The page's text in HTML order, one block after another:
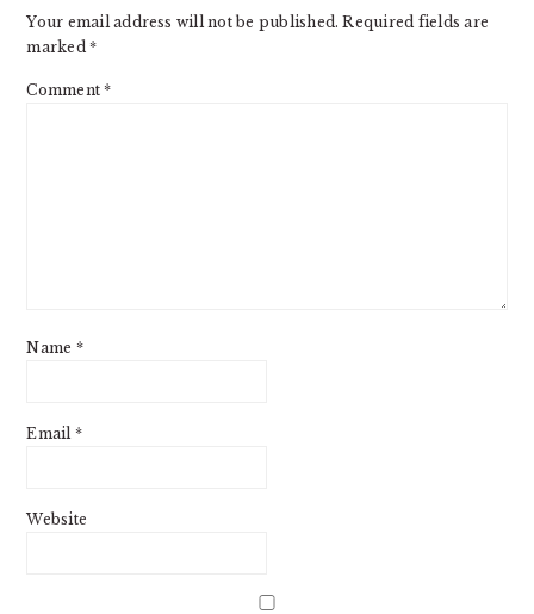
Your email address will not be published. Required fields are
marked*
Comment*
Name *
Email *
Website